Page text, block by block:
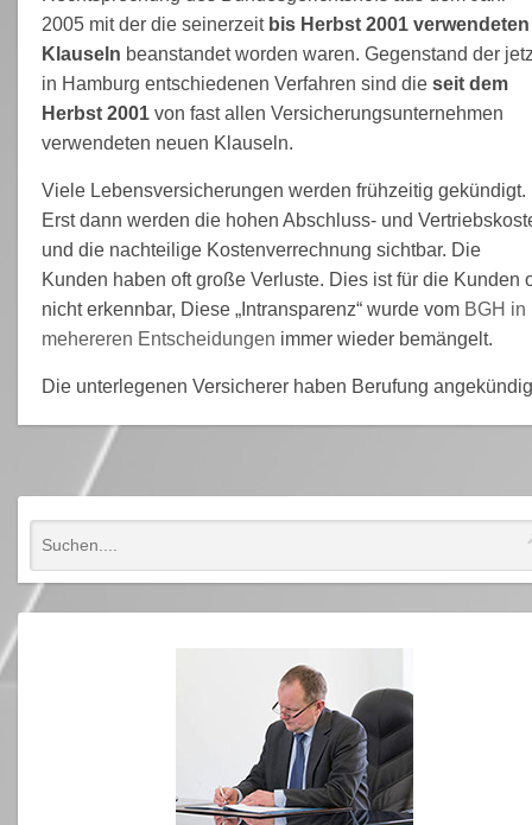
2005 mit der die seinerzeit bis Herbst 2001 verwendeten
Klauseln beanstandet worden waren. Gegenstand der
in Hamburg entschiedenen Verfahren sind die seit dem
Herbst 2001 von fast allen Versicherungsunternehmen
verwendeten neuen Klauseln.
Viele Lebensversicherungen werden frühzeitig gekündigt.
Erst dann werden die hohen Abschluss- und
und die nachteilige Kostenverrechnung sichtbar. Die
Kunden haben oft große Verluste. Dies ist für die Kunden
nicht erkennbar, Diese „Intransparenz“ wurde vom BGH in
mehereren Entscheidungen immer wieder bemängelt.
Die unterlegenen Versicherer haben Berufung